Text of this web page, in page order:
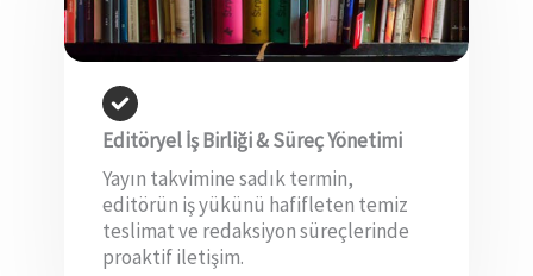
Editöryel İş Birliği & Süreç Yönetimi
Yayın takvimine sadık termin,
editörün iş yükünü hafifleten temiz
teslimat ve redaksiyon süreçlerinde
proaktif iletişim.